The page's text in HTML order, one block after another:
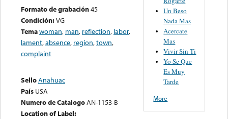
Formato de grabación45
Condición:VG
Temawoman, man, reflection, labor,
lament,absence, region,town,
complaint
SelloAnahuac
País USA
Numero de CatalogoAN-1153-B
Location of Label:
Un Beso
Nada Mas
Acercate
Mas
Vivir Sin Ti
Yo Se Que
Es Muy
Tarde
More